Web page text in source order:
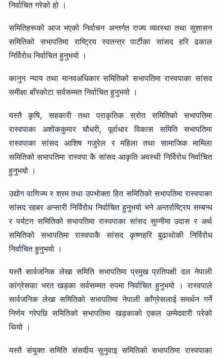
निर्वाचित गरेको हो ।
समितिहरूको आज भएको निर्वाचन अन्तर्गत राज्य व्यवस्था तथा सुशासन
समितिको सभापतिमा राष्ट्रिय स्वतन्त्र पार्टीका सांसद हरि ढकाल
निर्विरोध निर्वाचित हुनुभयो ।
कानुन न्याय तथा मानवअधिकार समितिको सभापतिमा रास्वपाका सांसद
समीक्षा बाँस्कोटा सर्वसम्मत निर्वाचित हुनुभयो ।
यस्तै कृषि, सहकारी तथा प्राकृतिक स्रोत समितिको सभापतिमा
रास्वपाका अशोककुमार चौधरी, पूर्वाधार विकास समिति सभापतिमा
रास्वपाका सांसद आशिष गजुरेल र महिला तथा सामाजिक मामिला
समितिको सभापतिमा रास्वपा कै सांसद आकृति अवस्थी निर्विरोध निर्वाचित
हुनुभयो ।
उद्योग वाणिज्य र श्रम तथा उपभोक्ता हित समितिको सभापतिमा रास्वपाका
सांसद रहबर अन्सारी निर्विरोध निर्वाचित हुनुभयो भने अन्तर्राष्ट्रिय सम्बन्ध
र पर्यटन समितिको सभापतिमा रास्वपाका सांसद सुम्नीमा उदास र अर्थ
समितिको सभापतिमा रास्वपाकै सांसद कृष्णहरि बुढाथोकी निर्विरोध
निर्वाचित हुनुभयो ।
यस्तै सार्वजनिक लेखा समिति सभापतिमा प्रमुख प्रतिपक्षी दल नेपाली
कांग्रेसका भरत खड्का सर्वसम्मत रुपमा निर्वाचित हुनुभयो । रास्वपाले
सार्वजनिक लेखा समितिको सभापतिमा नेपाली काँग्रेसलाई समर्थन गर्ने
निर्णय गरेपछि समितिको सभापतिमा खड्काको एकल उम्मेदवारी परेको
थियो ।
यस्तै संयुक्त समिति संसदीय सुनुवाइ समितिको सभापतिमा रास्वपाका